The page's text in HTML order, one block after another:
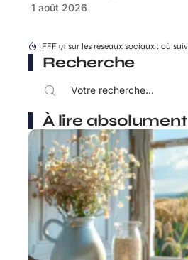
1 août 2026
Recherche
À lire absolument